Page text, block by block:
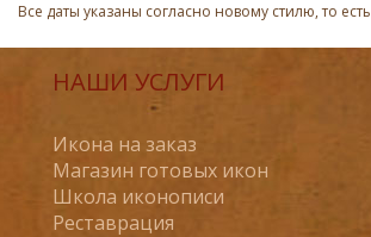
Все даты указаны согласно новому стилю, то
НАШИ УСЛУГИ
Икона на заказ
Магазин готовых икон
Школа иконописи
Реставрация